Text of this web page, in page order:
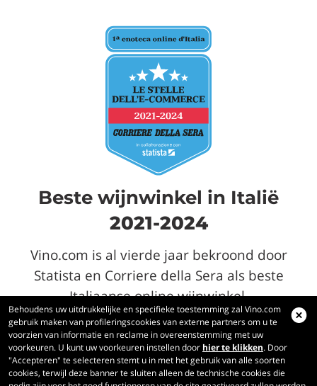
Beste wijnwinkel in Italië
2021-2024
Vino.com is al vierde jaar bekroond door
Statista en Corriere della Sera als beste
Italiaanse online wijnwinkel.
Behoudens uw uitdrukkelijke en specifieke toestemming zal Vino.com
gebruik maken van profileringscookies van externe partners om u te
voorzien van informatie en reclame in overeenstemming met uw
voorkeuren. U kunt uw voorkeuren instellen door hier te klikken. Door
"Accepteren" te selecteren stemt u in met het gebruik van alle soorten
cookies, terwijl deze banner te sluiten alleen de technische cookies die
Vino.com
Made with
in Tuscany